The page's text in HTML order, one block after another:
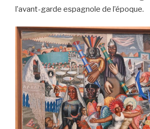
l’avant-garde espagnole de l’époque.